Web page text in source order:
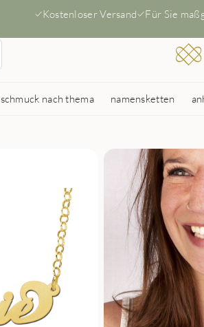
Kostenloser Versand Für Sie
schmuck nach thema namensketten